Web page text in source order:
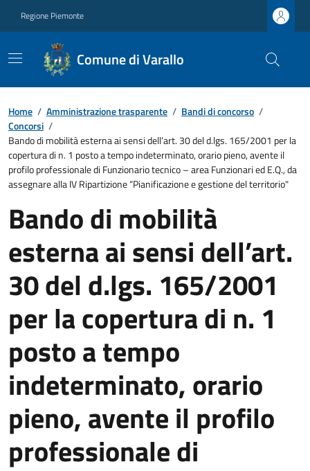
Regione Piemonte
Comune di Varallo
Home / Amministrazione trasparente / Bandi di concorso /
Concorsi /
Bando di mobilità esterna ai sensi dell’art. 30 del d.lgs. 165/2001 per la
copertura di n. 1 posto a tempo indeterminato, orario pieno, avente il
profilo professionale di Funzionario tecnico – area Funzionari ed E.Q., da
assegnare alla IV Ripartizione “Pianificazione e gestione del territorio"
Bando di mobilità
esterna ai sensi dell’art.
30 del d.lgs. 165/2001
per la copertura di n. 1
posto a tempo
indeterminato, orario
pieno, avente il profilo
professionale di